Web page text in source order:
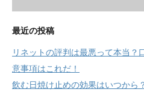
最近の投稿
リネットの評判は最悪って本当？
意事項はこれだ！
飲む日焼け止めの効果はいつから